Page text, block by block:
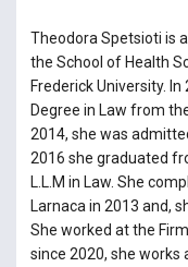
Theodora Spetsioti is
the School of Health
Frederick University. In
Degree in Law from
2014, she was
2016 she graduated
L.L.M in Law. She
Larnaca in 2013 and,
She worked at the
since 2020, she works